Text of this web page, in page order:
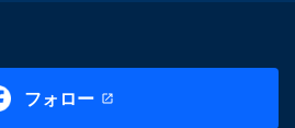
フォロー